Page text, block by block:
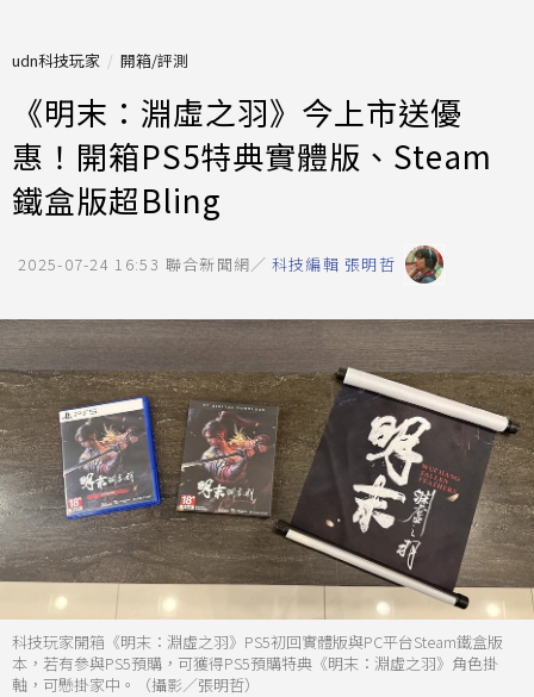
udn科技玩家 開箱/評測
《明末：淵虛之羽》今上市送優
惠！開箱PS5特典實體版、Steam
鐵盒版超Bling
2025-07-24 16:53 聯合新聞網／ 科技編輯 張明哲
科技玩家開箱《明末：淵虛之羽》PS5初回實體版與PC平台Steam鐵盒版
本，若有參與PS5預購，可獲得PS5預購特典《明末：淵虛之羽》角色掛
軸，可懸掛家中。（攝影／張明哲）